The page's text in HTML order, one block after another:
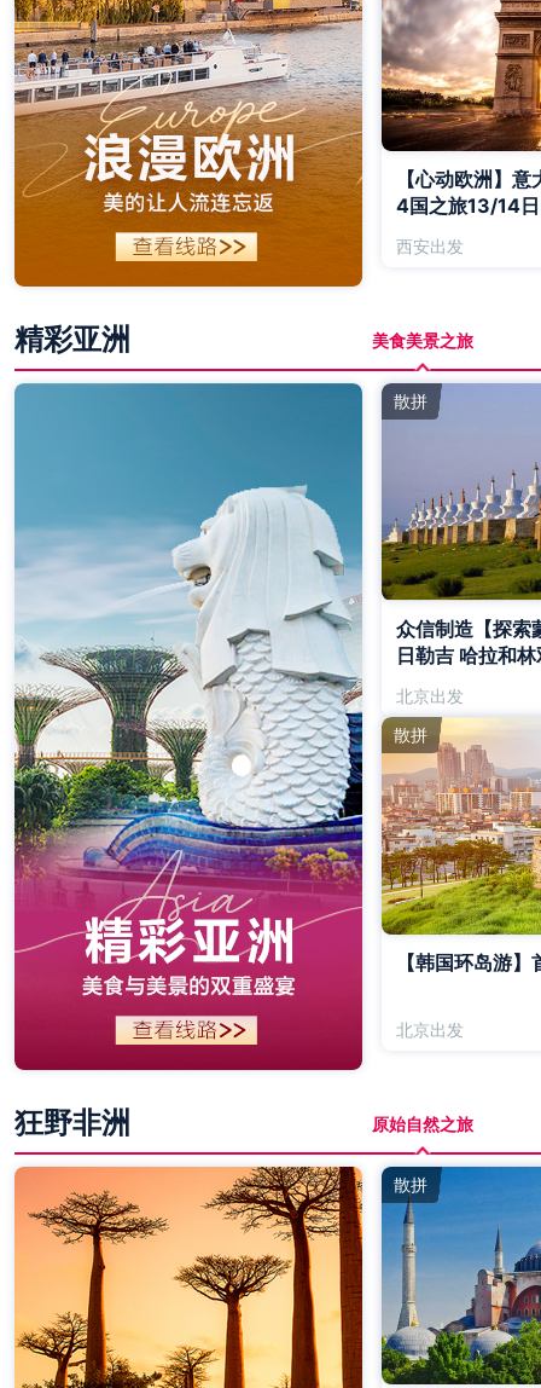
【心动欧洲】
4国之旅13/14日
西安出发
精彩亚洲 美食美景之旅
散拼
众信制造【探索
日勒吉 哈拉和
北京出发
散拼
【韩国环岛游
北京出发
狂野非洲 原始自然之旅
散拼